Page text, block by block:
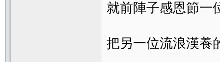
就前陣子感恩節一
把另一位流浪漢養